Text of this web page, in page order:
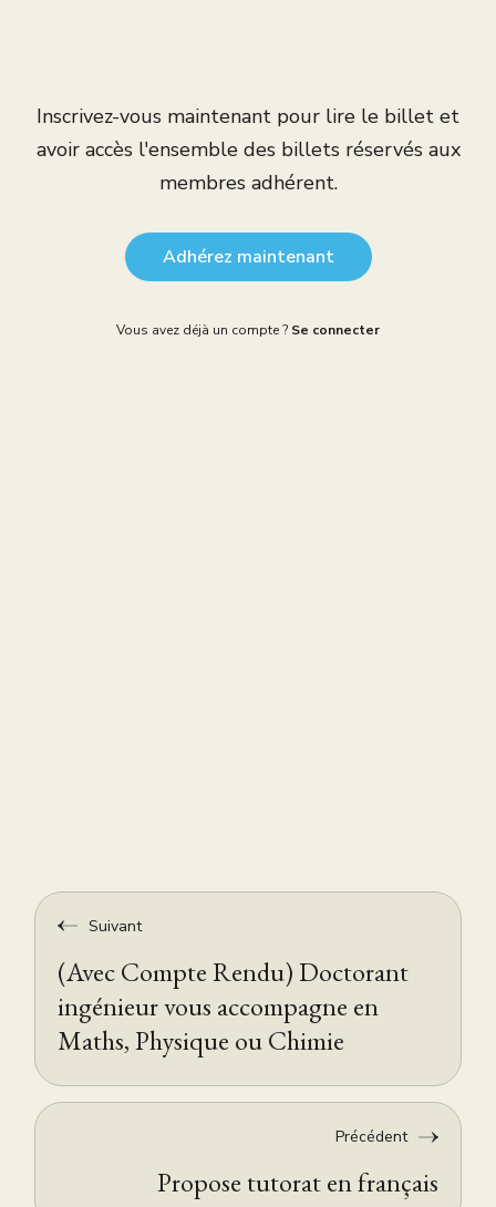
Inscrivez-vous maintenant pour lire le billet et
avoir accès l'ensemble des billets réservés aux
membres adhérent.
Adhérez maintenant
Vous avez déjà un compte ? Se connecter
Suivant
(Avec Compte Rendu) Doctorant
ingénieur vous accompagne en
Maths, Physique ou Chimie
Précédent
Propose tutorat en français